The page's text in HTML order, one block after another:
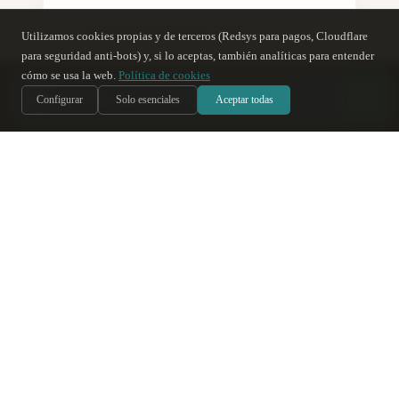
⚠Falta de hidratación capilar
⚠Exposición al sol sin protección
س Soy Sara IA , te ayudo
Utilizamos cookies propias y de terceros (Redsys para pagos, Cloudflare
para seguridad anti-bots) y, si lo aceptas, también analíticas para entender
cómo se usa la web. Política de cookies
Configurar Solo esenciales Aceptar todas